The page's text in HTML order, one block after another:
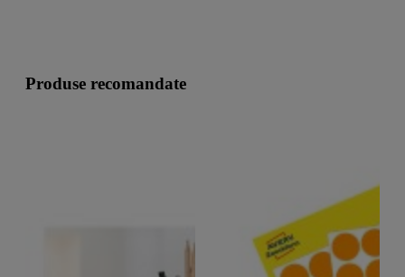
Produse recomandate